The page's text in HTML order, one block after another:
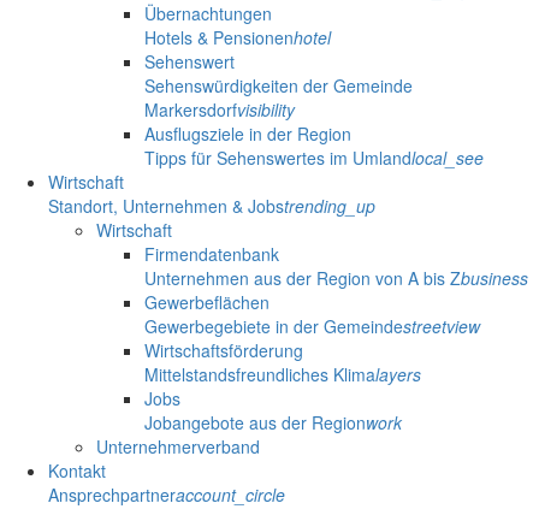
Übernachtungen
Hotels & Pensionenhotel
Sehenswert
Sehenswürdigkeiten der Gemeinde
Markersdorfvisibility
Ausflugsziele in der Region
Tipps für Sehenswertes im Umlandlocal_see
Wirtschaft
Standort, Unternehmen & Jobstrending_up
Wirtschaft
Firmendatenbank
Unternehmen aus der Region von A bis Zbusiness
Gewerbeflächen
Gewerbegebiete in der Gemeindestreetview
Wirtschaftsförderung
Mittelstandsfreundliches Klimalayers
Jobs
Jobangebote aus der Regionwork
Unternehmerverband
Kontakt
Ansprechpartneraccount_circle